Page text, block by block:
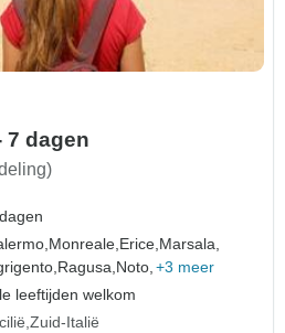
7 dagen
Monreale, Erice, Marsala,
Ragusa, Noto, +3 meer
leeftijden welkom
Zuid-Italië